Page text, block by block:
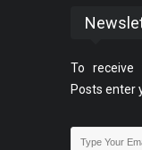
To
Posts enter